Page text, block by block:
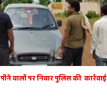
वालों पर निवार पुलिस की कार्रवाई